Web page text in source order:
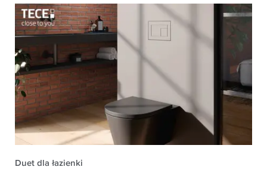
Duet dla łazienki